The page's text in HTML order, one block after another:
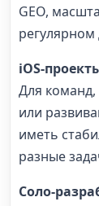
GEO,
регулярном
iOS-
Для
или
иметь
разные
Соло-